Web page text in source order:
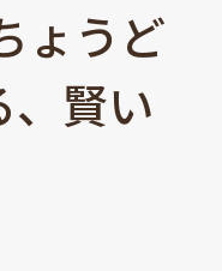
ょうど
、賢い